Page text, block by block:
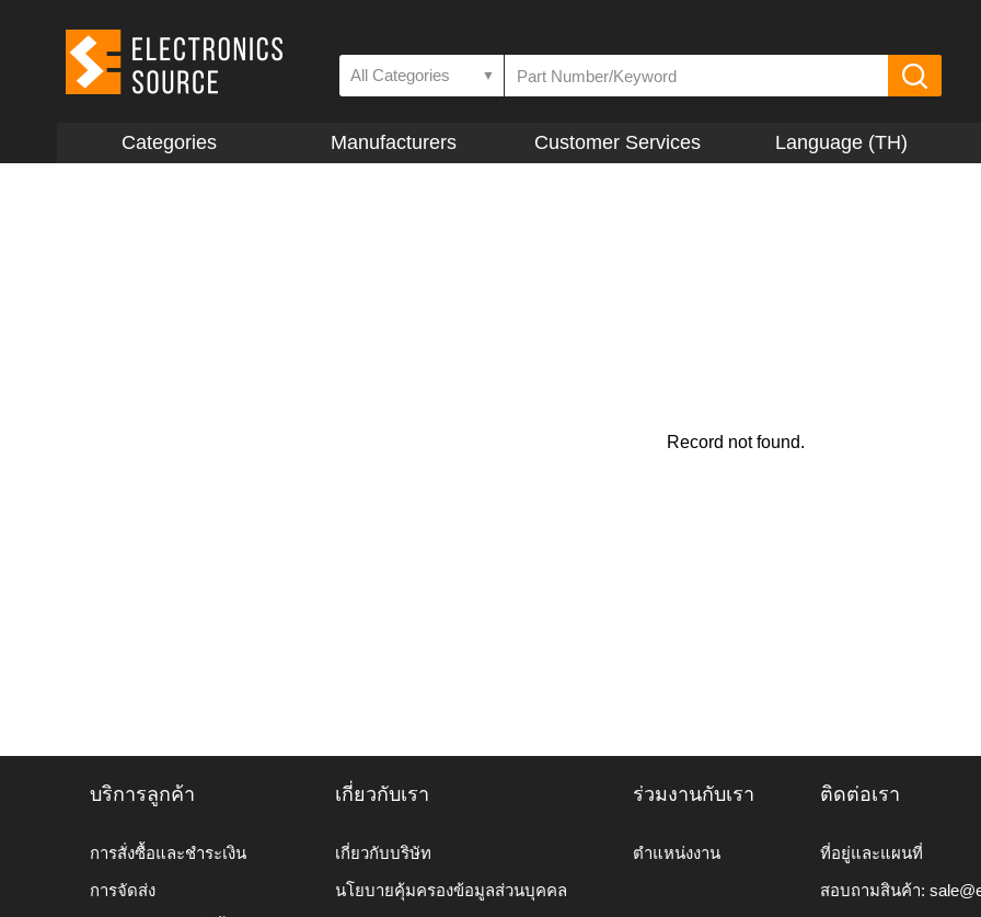
All Categories ▼
Categories Manufacturers Customer Services Language (TH)
Record not found.
บริการลูกค้า
การสั่งซื้อและชำระเงิน
การจัดส่ง
เกี่ยวกับเรา
เกี่ยวกับบริษัท
นโยบายคุ้มครองข้อมูลส่วนบุคคล
ร่วมงานกับเรา
ตำแหน่งงาน
ติดต่อเรา
ที่อยู่และแผนที่
สอบถามสินค้า: